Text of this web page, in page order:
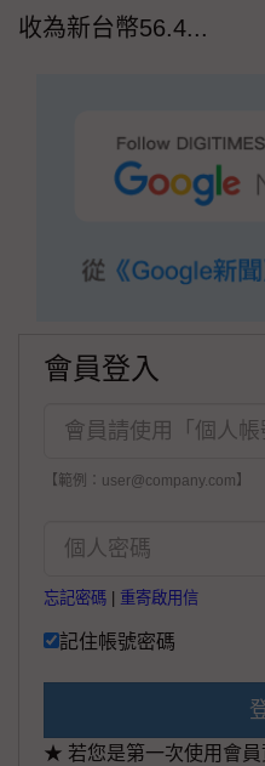
收為新台幣56.4...
會員登入
【範例：user@company.com】
忘記密碼 重寄啟用信
記住帳號密碼
★ 若您是第一次使用會員